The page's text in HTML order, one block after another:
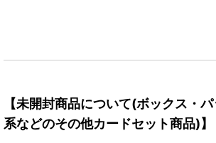
【未開封商品について(ボックス・
系などのその他カードセット商品)】